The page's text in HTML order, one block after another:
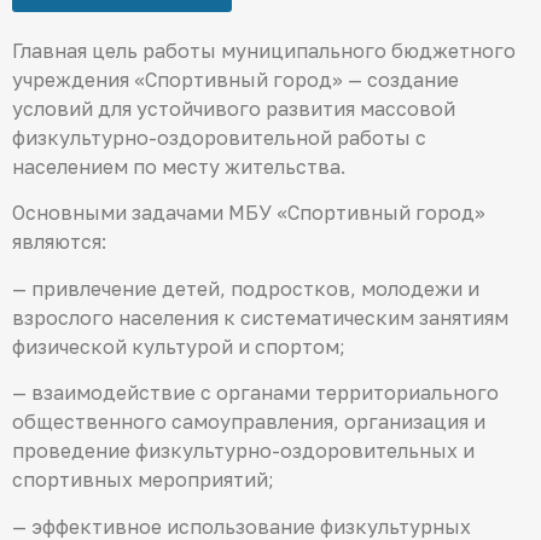
Главная цель работы муниципального бюджетного
учреждения «Спортивный город» — создание
условий для устойчивого развития массовой
физкультурно-оздоровительной работы с
населением по месту жительства.
Основными задачами МБУ «Спортивный город»
являются:
— привлечение детей, подростков, молодежи и
взрослого населения к систематическим занятиям
физической культурой и спортом;
— взаимодействие с органами территориального
общественного самоуправления, организация и
проведение физкультурно-оздоровительных и
спортивных мероприятий;
— эффективное использование физкультурных